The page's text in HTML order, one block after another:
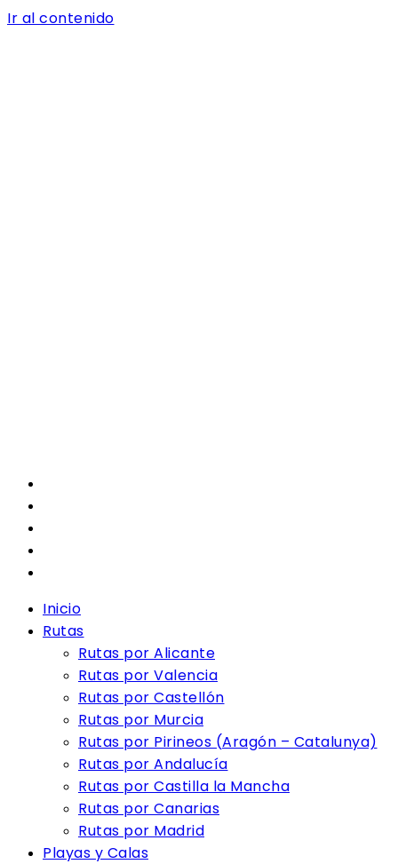
Ir al contenido
Inicio
Rutas
Rutas por Alicante
Rutas por Valencia
Rutas por Castellón
Rutas por Murcia
Rutas por Pirineos (Aragón – Catalunya)
Rutas por Andalucía
Rutas por Castilla la Mancha
Rutas por Canarias
Rutas por Madrid
Playas y Calas